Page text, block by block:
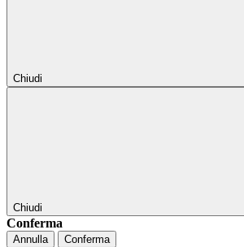
Chiudi
Chiudi
Conferma
Annulla Conferma